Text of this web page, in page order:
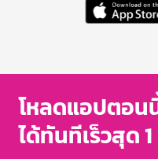
โหลดแอปตอน
ได้ทันทีเร็วสุด